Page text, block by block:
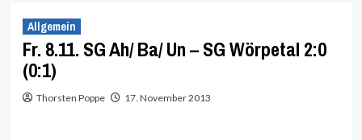
Allgemein
Fr. 8.11. SG Ah/ Ba/ Un – SG Wörpetal 2:0
(0:1)
Thorsten Poppe 17. November 2013